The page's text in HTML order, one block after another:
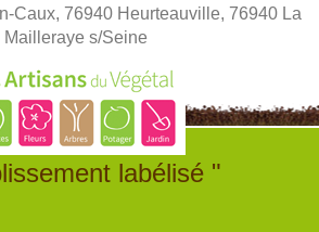
Caux, 76940 Heurteauville, 76940 La
Mailleraye s/Seine
labélisé "